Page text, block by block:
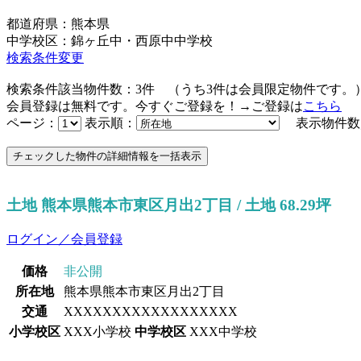
都道府県：熊本県
中学校区：錦ヶ丘中・西原中中学校
検索条件変更
検索条件該当物件数： 3件 （うち3件は会員限定物件です。）
会員登録は無料です。今すぐご登録を！→ご登録はこちら
ページ：
表示順： 表示物件数
土地 熊本県熊本市東区月出2丁目 / 土地 68.29坪
ログイン／会員登録
価格
非公開
所在地
熊本県熊本市東区月出2丁目
交通
XXXXXXXXXXXXXXXXXX
小学校区 XXX小学校 中学校区 XXX中学校